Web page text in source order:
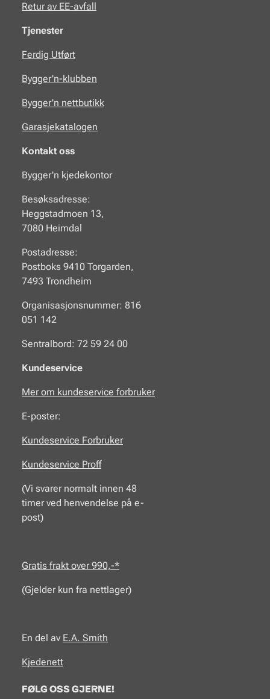
Retur av EE-avfall
Tjenester
Ferdig Utført
Bygger'n-klubben
Bygger'n nettbutikk
Garasjekatalogen
Kontakt oss
Bygger'n kjedekontor
Besøksadresse:
Heggstadmoen 13,
7080 Heimdal
Postadresse:
Postboks 9410 Torgarden,
7493 Trondheim
Organisasjonsnummer: 816
051 142
Sentralbord: 72 59 24 00
Kundeservice
Mer om kundeservice forbruker
E-poster:
Kundeservice Forbruker
Kundeservice Proff
(Vi svarer normalt innen 48
timer ved henvendelse på e-
post)
Gratis frakt over 990,-*
(Gjelder kun fra nettlager)
En del av E.A. Smith
Kjedenett
FØLG OSS GJERNE!